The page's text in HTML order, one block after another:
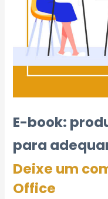
E-book:
para
Deixe um
Office